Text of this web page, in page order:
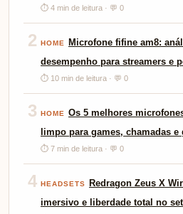
⏱ 4 min de leitura · 💬 0
2 HOME
Microfone fifine am8:
desempenho para streamers e
⏱ 10 min de leitura · 💬 0
3 HOME
Os 5 melhores
limpo para games, chamadas e
⏱ 7 min de leitura · 💬 0
4 HEADSETS
Redragon Zeus X
imersivo e liberdade total no